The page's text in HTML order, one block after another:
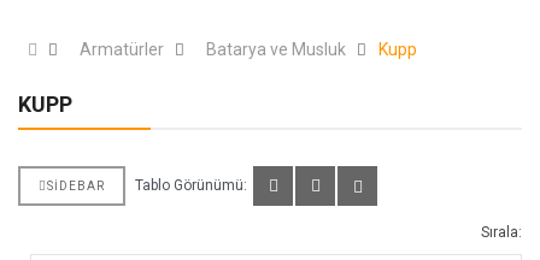
Armatürler Batarya ve Musluk Kupp
KUPP
SIDEBAR Tablo Görünümü:
Sırala: